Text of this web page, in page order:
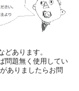
あります。
問題無く使用してい
ありましたらお問